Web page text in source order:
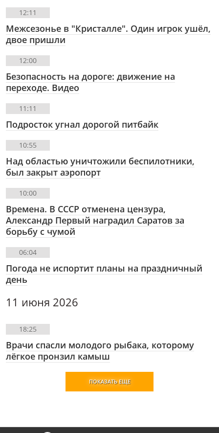
12:11
Межсезонье в "Кристалле". Один игрок ушёл,
двое пришли
12:00
Безопасность на дороге: движение на
переходе. Видео
11:11
Подросток угнал дорогой питбайк
10:55
Над областью уничтожили беспилотники,
был закрыт аэропорт
10:00
Времена. В СССР отменена цензура,
Александр Первый наградил Саратов за
борьбу с чумой
06:04
Погода не испортит планы на праздничный
день
11 июня 2026
18:25
Врачи спасли молодого рыбака, которому
лёгкое пронзил камыш
ПОКАЗАТЬ ЕЩЕ